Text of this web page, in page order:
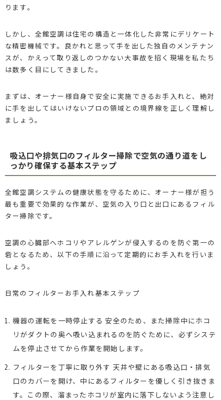
ります。
しかし、全館空調は住宅の構造と一体化した非常にデリケート
な精密機械です。良かれと思って手を出した独自のメンテナン
スが、かえって取り返しのつかない大事故を招く現場を私たち
は数多く目にしてきました。
まずは、オーナー様自身で安全に実施できるお手入れと、絶対
に手を出してはいけないプロの領域との境界線を正しく理解し
ましょう。
吸込口や排気口のフィルター掃除で空気の通り道をし
っかり確保する基本ステップ
全館空調システムの健康状態を守るために、オーナー様が担う
最も重要で効果的な作業が、空気の入り口と出口にあるフィル
ター掃除です。
空調の心臓部へホコリやアレルゲンが侵入するのを防ぐ第一の
砦となるため、以下の手順に沿って定期的にお手入れを行いま
しょう。
日常のフィルターお手入れ基本ステップ
機器の運転を一時停止する 安全のため、また掃除中にホコ
リがダクトの奥へ吸い込まれるのを防ぐために、必ずシステ
ムを停止させてから作業を開始します。
フィルターを丁寧に取り外す 天井や壁にある吸込口・排気
口のカバーを開け、中にあるフィルターを優しく引き抜きま
す。この際、溜まったホコリが室内に落下しないよう注意し